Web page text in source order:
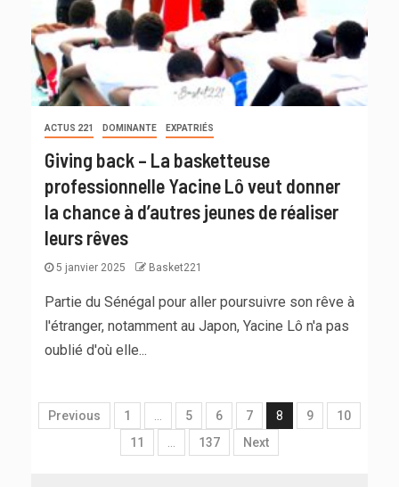
ACTUS 221 DOMINANTE EXPATRIÉS
Giving back – La basketteuse
professionnelle Yacine Lô veut donner
la chance à d’autres jeunes de réaliser
leurs rêves
5 janvier 2025 Basket221
Partie du Sénégal pour aller poursuivre son rêve à
l'étranger, notamment au Japon, Yacine Lô n'a pas
oublié d'où elle...
Previous 1 … 5 6 7 8 9
10
11
… 137 Next